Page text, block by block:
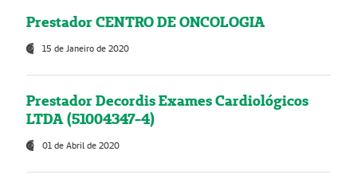
Prestador CENTRO DE ONCOLOGIA
15 de Janeiro de 2020
Prestador Decordis Exames Cardiológicos
LTDA (51004347-4)
01 de Abril de 2020